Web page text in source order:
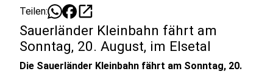
Teilen: open_in_new
Sauerländer Kleinbahn fährt am
Sonntag, 20. August, im Elsetal
Die Sauerländer Kleinbahn fährt am Sonntag, 20.